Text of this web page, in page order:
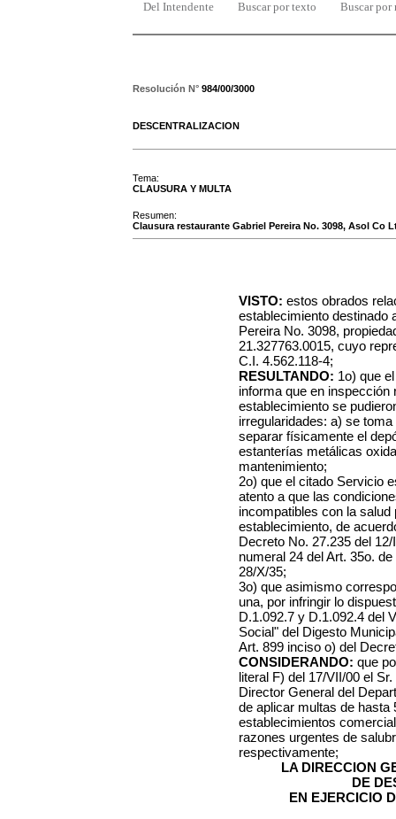
Del Intendente Buscar por texto Buscar por
Resolución N° 984/00/3000
DESCENTRALIZACION
Tema:
CLAUSURA Y MULTA
Resumen:
Clausura restaurante Gabriel Pereira No. 3098, Asol Co
VISTO: estos obrados
establecimiento destinado
Pereira No. 3098,
21.327763.0015, cuyo
C.I. 4.562.118-4;
RESULTANDO: 1o) que
informa que en inspección
establecimiento se
irregularidades: a) se
separar físicamente el
estanterías metálicas
mantenimiento;
2o) que el citado Servicio
atento a que las
incompatibles con la
establecimiento, de
Decreto No. 27.235 del
numeral 24 del Art. 35o.
28/X/35;
3o) que asimismo
una, por infringir lo
D.1.092.7 y D.1.092.4 del
Social" del Digesto
Art. 899 inciso o) del
CONSIDERANDO: que
literal F) del 17/VII/00 el
Director General del
de aplicar multas de hasta
establecimientos
razones urgentes de
respectivamente;
LA DIRECCION
DE
EN EJERCICIO